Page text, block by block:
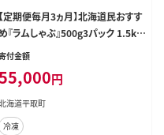
【定期便毎月3ヵ月】北海道民おすす
『ラムしゃぶ』500g3パック 1.5kg
×3ヵ月 BRTI022
付金額
円
海道平取町
冷凍